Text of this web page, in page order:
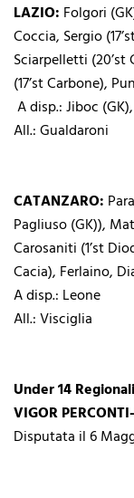
LAZIO: Folgori
Coccia, Sergio
Sciarpelletti (20’st
(17’st Carbone),
A disp.: Jiboc
All.: Gualdaroni
CATANZARO:
Pagliuso (GK)),
Carosaniti (1’st
Cacia), Ferlaino,
A disp.: Leone
All.: Visciglia
Under 14
VIGOR
Disputata il 6